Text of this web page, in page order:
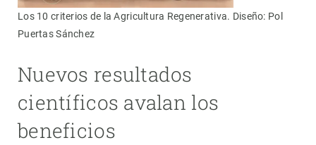
Los 10 criterios de la Agricultura Regenerativa. Diseño: Pol
Puertas Sánchez
Nuevos resultados
científicos avalan los
beneficios